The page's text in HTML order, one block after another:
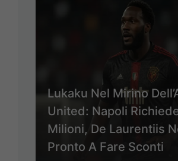
Lukaku Nel Mirino
United: Napoli
Milioni, De Laurentiis
Pronto A Fare Sconti